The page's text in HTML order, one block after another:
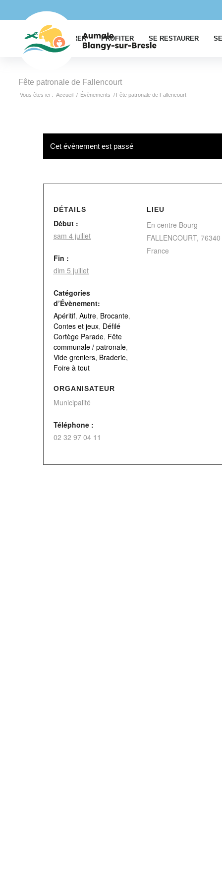
EXPLORER PROFITER SE RESTAURER
Fête patronale de Fallencourt
Vous êtes ici : Accueil / Évènements / Fête patronale de Fallencourt
Cet évènement est passé
DÉTAILS
Début :
sam 4 juillet
Fin :
dim 5 juillet
Catégories
d’Évènement:
Apéritif, Autre, Brocante,
Contes et jeux, Défilé
Cortège Parade, Fête
communale / patronale,
Vide greniers, Braderie,
Foire à tout
LIEU
En centre Bourg
FALLENCOURT, 76340
France
ORGANISATEUR
Municipalité
Téléphone :
02 32 97 04 11